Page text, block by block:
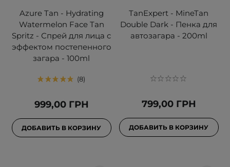
Azure Tan - Hydrating
Watermelon Face Tan
Spritz - Спрей для лица с
эффектом постепенного
загара - 100ml
8
999,00 ГРН
ДОБАВИТЬ В КОРЗИНУ
TanExpert - MineTan
Double Dark - Пенка для
автозагара - 200ml
799,00 ГРН
ДОБАВИТЬ В КОРЗИНУ